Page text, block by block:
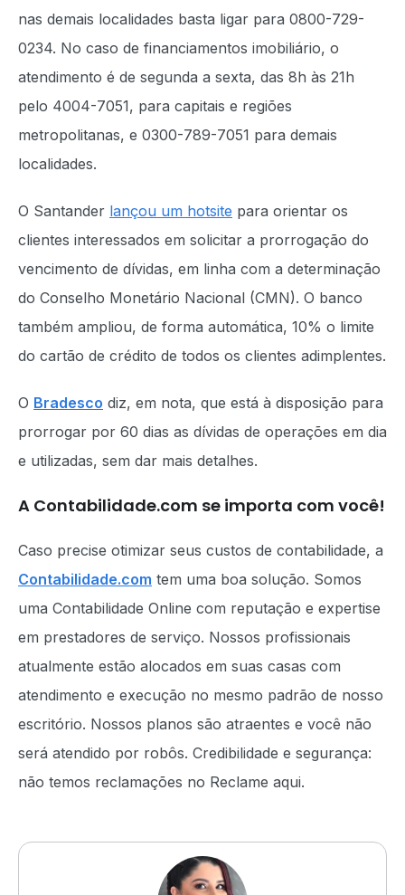
nas demais localidades basta ligar para 0800-729-
0234. No caso de financiamentos imobiliário, o
atendimento é de segunda a sexta, das 8h às 21h
pelo 4004-7051, para capitais e regiões
metropolitanas, e 0300-789-7051 para demais
localidades.
O Santander lançou um hotsite para orientar os
clientes interessados em solicitar a prorrogação do
vencimento de dívidas, em linha com a determinação
do Conselho Monetário Nacional (CMN). O banco
também ampliou, de forma automática, 10% o limite
do cartão de crédito de todos os clientes adimplentes.
O Bradesco diz, em nota, que está à disposição para
prorrogar por 60 dias as dívidas de operações em dia
e utilizadas, sem dar mais detalhes.
A Contabilidade.com se importa com você!
Caso precise otimizar seus custos de contabilidade, a
Contabilidade.com tem uma boa solução. Somos
uma Contabilidade Online com reputação e expertise
em prestadores de serviço. Nossos profissionais
atualmente estão alocados em suas casas com
atendimento e execução no mesmo padrão de nosso
escritório. Nossos planos são atraentes e você não
será atendido por robôs. Credibilidade e segurança:
não temos reclamações no Reclame aqui.